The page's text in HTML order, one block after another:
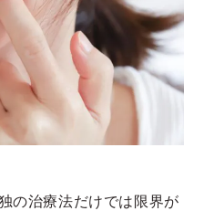
の治療法だけでは限界が